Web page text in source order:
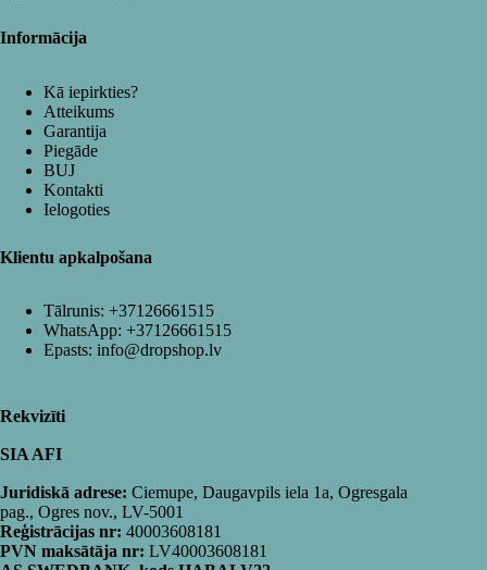
Informācija
Kā iepirkties?
Atteikums
Garantija
Piegāde
BUJ
Kontakti
Ielogoties
Klientu apkalpošana
Tālrunis: +37126661515
WhatsApp: +37126661515
Epasts: info@dropshop.lv
Rekvizīti
SIA AFI
Juridiskā adrese: Ciemupe, Daugavpils iela 1a, Ogresgala
pag., Ogres nov., LV-5001
Reģistrācijas nr: 40003608181
PVN maksātāja nr: LV40003608181